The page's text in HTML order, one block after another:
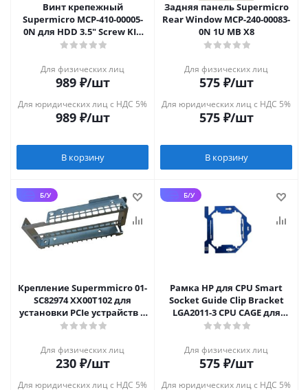
Винт крепежный
Supermicro MCP-410-00005-
0N для HDD 3.5" Screw KIT
100шт
Для физических лиц
989₽/шт
Для юридических лиц с НДС 5%
989₽/шт
В корзину
Задняя панель Supermicro
Rear Window MCP-240-00083-
0N 1U MB X8
Для физических лиц
575₽/шт
Для юридических лиц с НДС 5%
575₽/шт
В корзину
Б/У
Крепление Supermmicro 01-
SC82974 XX00T102 для
установки PCIe устрайств в
CSE829
Для физических лиц
230₽/шт
Для юридических лиц с НДС 5%
Б/У
Рамка HP для CPU Smart
Socket Guide Clip Bracket
LGA2011-3 CPU CAGE для
сервера G8/G9
Для физических лиц
575₽/шт
Для юридических лиц с НДС 5%